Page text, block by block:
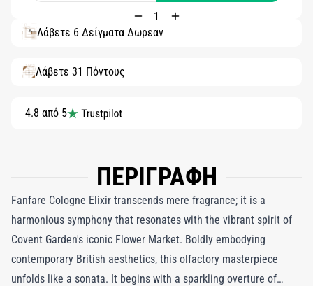
Λάβετε 6 Δείγματα Δωρεάν
Λάβετε 31 Πόντους
4.8 από 5
ΠΕΡΙΓΡΑΦΗ
Fanfare Cologne Elixir transcends mere fragrance; it is a
harmonious symphony that resonates with the vibrant spirit of
Covent Garden's iconic Flower Market. Boldly embodying
contemporary British aesthetics, this olfactory masterpiece
unfolds like a sonata. It begins with a sparkling overture of